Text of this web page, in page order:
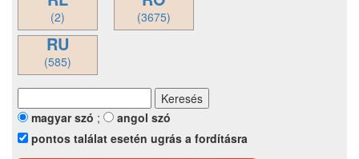
(2) (3675)
RU
(585)
magyar szó ;
angol szó
pontos találat esetén ugrás a fordításra